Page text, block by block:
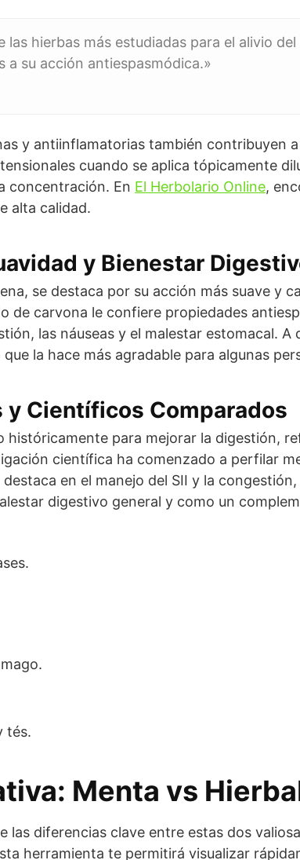
las hierbas más estudiadas para el alivio
a su acción antiespasmódica.»
y antiinflamatorias también contribuyen
cuando se aplica tópicamente
concentración. En El Herbolario Online,
alta calidad.
y Bienestar
se destaca por su acción más suave y
de carvona le confiere propiedades
las náuseas y el malestar estomacal.
la hace más agradable para algunas
y Científicos Comparados
históricamente para mejorar la digestión,
científica ha comenzado a perfilar
en el manejo del SII y la
digestivo general y como un
tés.
Menta vs
las diferencias clave entre estas dos
herramienta te permitirá visualizar